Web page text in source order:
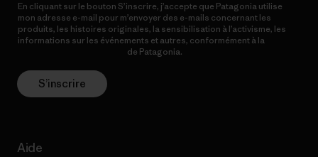
En cliquant sur le bouton S’inscrire, j’accepte que Patagonia utilise
mon adresse e-mail pour m’envoyer des e-mails concernant les
produits, les histoires originales, la sensibilisation à l’activisme, les
informations sur les événements et autres, conformément à la
de Patagonia.
S’inscrire
Aide